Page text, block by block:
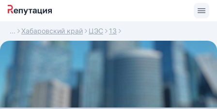
Хабаровский край ЦЭС 13